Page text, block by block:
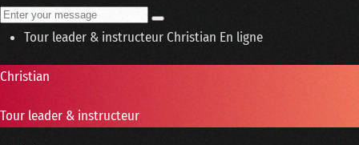
Tour leader & instructeurChristian En ligne
Christian
Tour leader & instructeur